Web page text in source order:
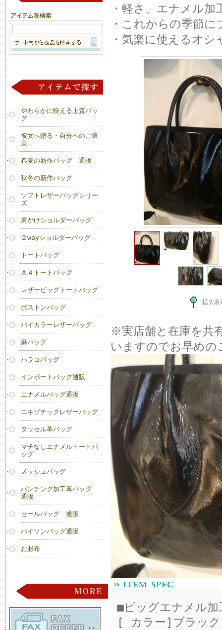
やわらかに映える上質バッ
グ
彼女へ贈る・自分へのご褒
美
春夏の新作バッグ 通販
秋冬の新作バッグ
ソフトレザーバッグシリー
ズ
肩がけショルダーバッグ
２wayショルダーバッグ
トートバッグ
Ａ４トートバッグ
レザービッグトートバッグ
ボストンバッグ
バイカラーレザーバッグ
麻バッグ
ハラコバッグ
インポートバッグ通販
エナメルバッグ通販
エキゾチックレザーバッグ
タッセル革バッグ
マチなしエナメルトートバ
ッグ
メッシュバッグ
パンチング加工革バッグ
通販
セールバッグ 通販
パイソンバッグ通販
お財布
・軽さ、エナメル
・これからの季節
・気楽に使えるオ
拡大表
※実店舗と在庫を共
いますのでお早めの
■ピッグエナメル加
[ カラー]ブラック